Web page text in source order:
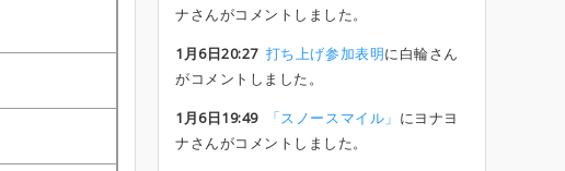
ナさんがコメントしました。
1月6日20:27 打ち上げ参加表明に白輪さん
がコメントしました。
1月6日19:49
「スノースマイル」 にヨナヨ
ナさんがコメントしました。